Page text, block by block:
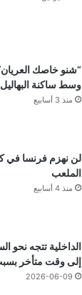
“شنو خاصك
وسط ساكنة
منذ 3 أسابيع
لن نهزم فرنسا في
الملعب
منذ 4 أسابيع
الداخلية تتجه نحو
إلى وقت متأخر
2026-06-09